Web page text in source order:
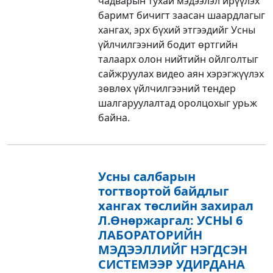
баримт бичигт заасан шаардлагыг
хангах, эрх бүхий этгээдийг Усны
үйлчилгээний бодит өртгийн
талаарх олон нийтийн ойлголтыг
сайжруулах видео аян хэрэгжүүлэх
зөвлөх үйлчилгээний тендер
шалгаруулалтад оролцохыг урьж
байна.
Усны салбарын
тогтвортой байдлыг
хангах төслийн захирал
Л.Өнөржаргал: УСНЫ 6
ЛАБОРАТОРИЙН
МЭДЭЭЛЛИЙГ НЭГДСЭН
СИСТЕМЭЭР УДИРДАНА